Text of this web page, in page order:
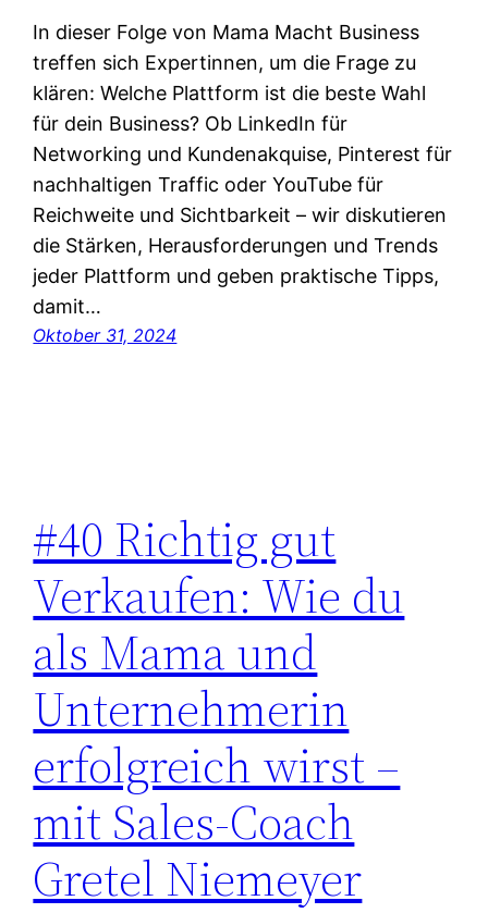
In dieser Folge von Mama Macht Business
treffen sich Expertinnen, um die Frage zu
klären: Welche Plattform ist die beste Wahl
für dein Business? Ob LinkedIn für
Networking und Kundenakquise, Pinterest für
nachhaltigen Traffic oder YouTube für
Reichweite und Sichtbarkeit – wir diskutieren
die Stärken, Herausforderungen und Trends
jeder Plattform und geben praktische Tipps,
damit…
Oktober 31, 2024
#40 Richtig gut
Verkaufen: Wie du
als Mama und
Unternehmerin
erfolgreich wirst –
mit Sales-Coach
Gretel Niemeyer